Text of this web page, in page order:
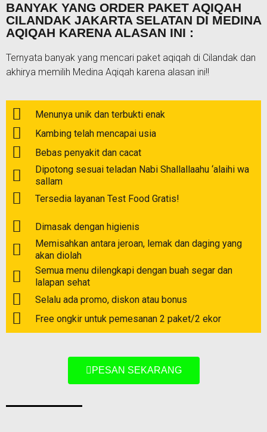
BANYAK YANG ORDER PAKET AQIQAH
CILANDAK JAKARTA SELATAN DI MEDINA
AQIQAH KARENA ALASAN INI :
Ternyata banyak yang mencari paket aqiqah di Cilandak dan
akhirya memilih Medina Aqiqah karena alasan ini!!
Menunya unik dan terbukti enak
Kambing telah mencapai usia
Bebas penyakit dan cacat
Dipotong sesuai teladan Nabi Shallallaahu ‘alaihi wa
sallam
Tersedia layanan Test Food Gratis!
Dimasak dengan higienis
Memisahkan antara jeroan, lemak dan daging yang
akan diolah
Semua menu dilengkapi dengan buah segar dan
lalapan sehat
Selalu ada promo, diskon atau bonus
Free ongkir untuk pemesanan 2 paket/2 ekor
PESAN SEKARANG